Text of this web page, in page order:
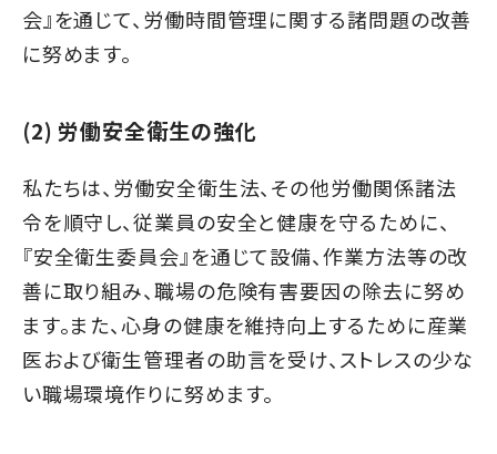
会』を通じて、労働時間管理に関する諸問題の改善
に努めます。
(2) 労働安全衛生の強化
私たちは、労働安全衛生法、その他労働関係諸法
令を順守し、従業員の安全と健康を守るために、
『安全衛生委員会』を通じて設備、作業方法等の改
善に取り組み、職場の危険有害要因の除去に努め
ます。また、心身の健康を維持向上するために産業
医および衛生管理者の助言を受け、ストレスの少な
い職場環境作りに努めます。